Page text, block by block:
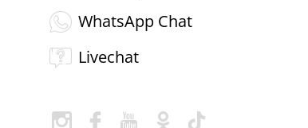
WhatsApp Chat
Livechat